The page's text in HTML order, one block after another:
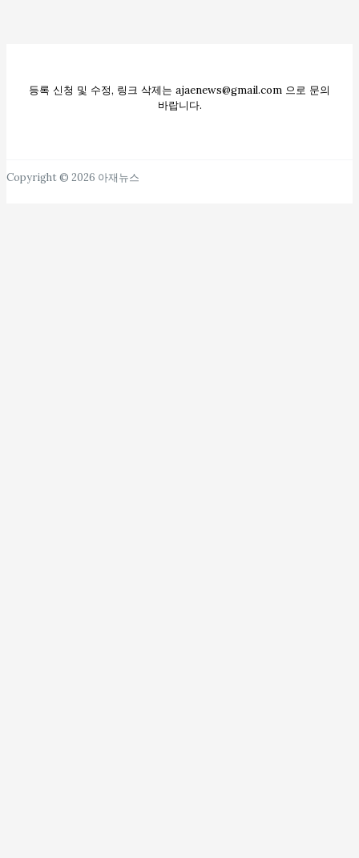
등록 신청 및 수정, 링크 삭제는 ajaenews@gmail.com 으로 문의
바랍니다.
Copyright © 2026 아재뉴스